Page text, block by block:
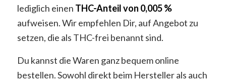
lediglich einen THC-Anteil von 0,005 %
aufweisen. Wir empfehlen Dir, auf Angebot zu
setzen, die als THC-frei benannt sind.
Du kannst die Waren ganz bequem online
bestellen. Sowohl direkt beim Hersteller als auch